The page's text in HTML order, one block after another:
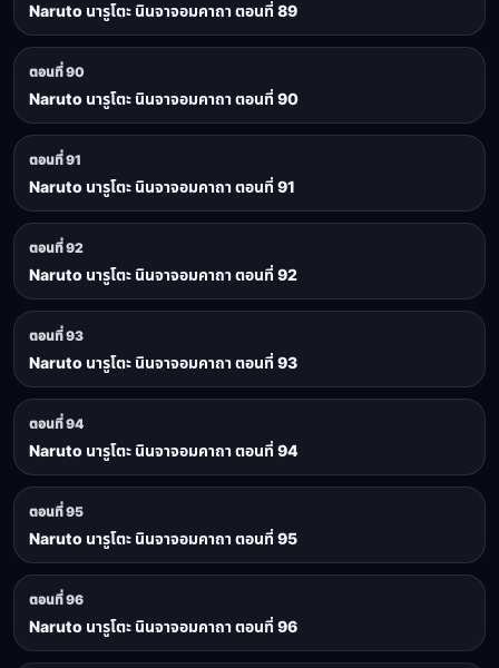
Naruto นารูโตะ นินจาจอมคาถา ตอนที่ 89
ตอนที่ 90
Naruto นารูโตะ นินจาจอมคาถา ตอนที่ 90
ตอนที่ 91
Naruto นารูโตะ นินจาจอมคาถา ตอนที่ 91
ตอนที่ 92
Naruto นารูโตะ นินจาจอมคาถา ตอนที่ 92
ตอนที่ 93
Naruto นารูโตะ นินจาจอมคาถา ตอนที่ 93
ตอนที่ 94
Naruto นารูโตะ นินจาจอมคาถา ตอนที่ 94
ตอนที่ 95
Naruto นารูโตะ นินจาจอมคาถา ตอนที่ 95
ตอนที่ 96
Naruto นารูโตะ นินจาจอมคาถา ตอนที่ 96